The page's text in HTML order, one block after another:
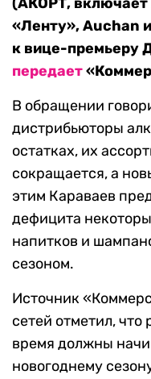
«Ленту», Auchan
к вице-премьеру
передает
В обращении
дистрибьюторы
остатках, их
сокращается, а
этим Караваев
дефицита
напитков и
сезоном.
Источник
сетей отметил,
время должны
новогоднему